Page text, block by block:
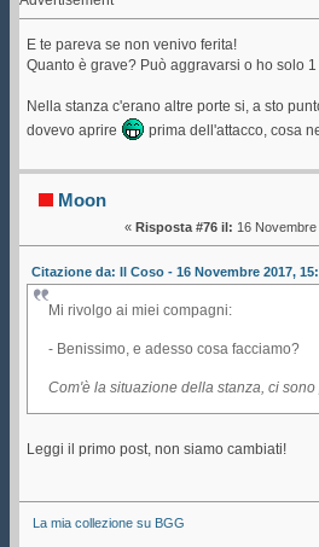
E te pareva se non venivo ferita!
Quanto è grave? Può aggravarsi o ho solo
Nella stanza c'erano altre porte si, a sto
dovevo aprire
prima dell'attacco, cosa
Moon
« Risposta #76 il: 16
Citazione da: Il Coso - 16 Novembre 2017,
Mi rivolgo ai miei compagni:
- Benissimo, e adesso cosa facciamo?
Com'è la situazione della stanza, ci sono
Leggi il primo post, non siamo cambiati!
La mia collezione su BGG